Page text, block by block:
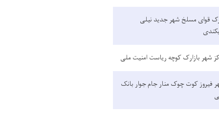
قوای مسلخ شهر جدید نیلی
شهر بازارک کوچه ریاست امنیت ملی
فیروز کوت چوک منار جام جوار بانک